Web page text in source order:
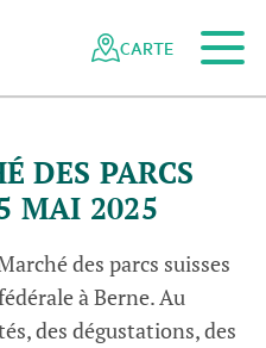
CARTE
DES PARCS
MAI 2025
des parcs suisses
à Berne. Au
des dégustations, des